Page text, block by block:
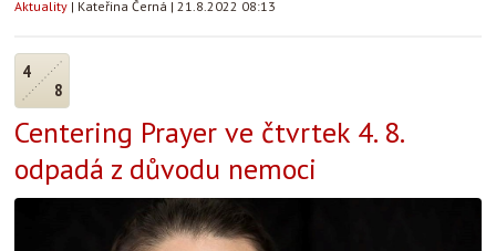
Aktuality | Kateřina Černá | 21.8.2022 08:13
4
8
Centering Prayer ve čtvrtek 4. 8.
odpadá z důvodu nemoci